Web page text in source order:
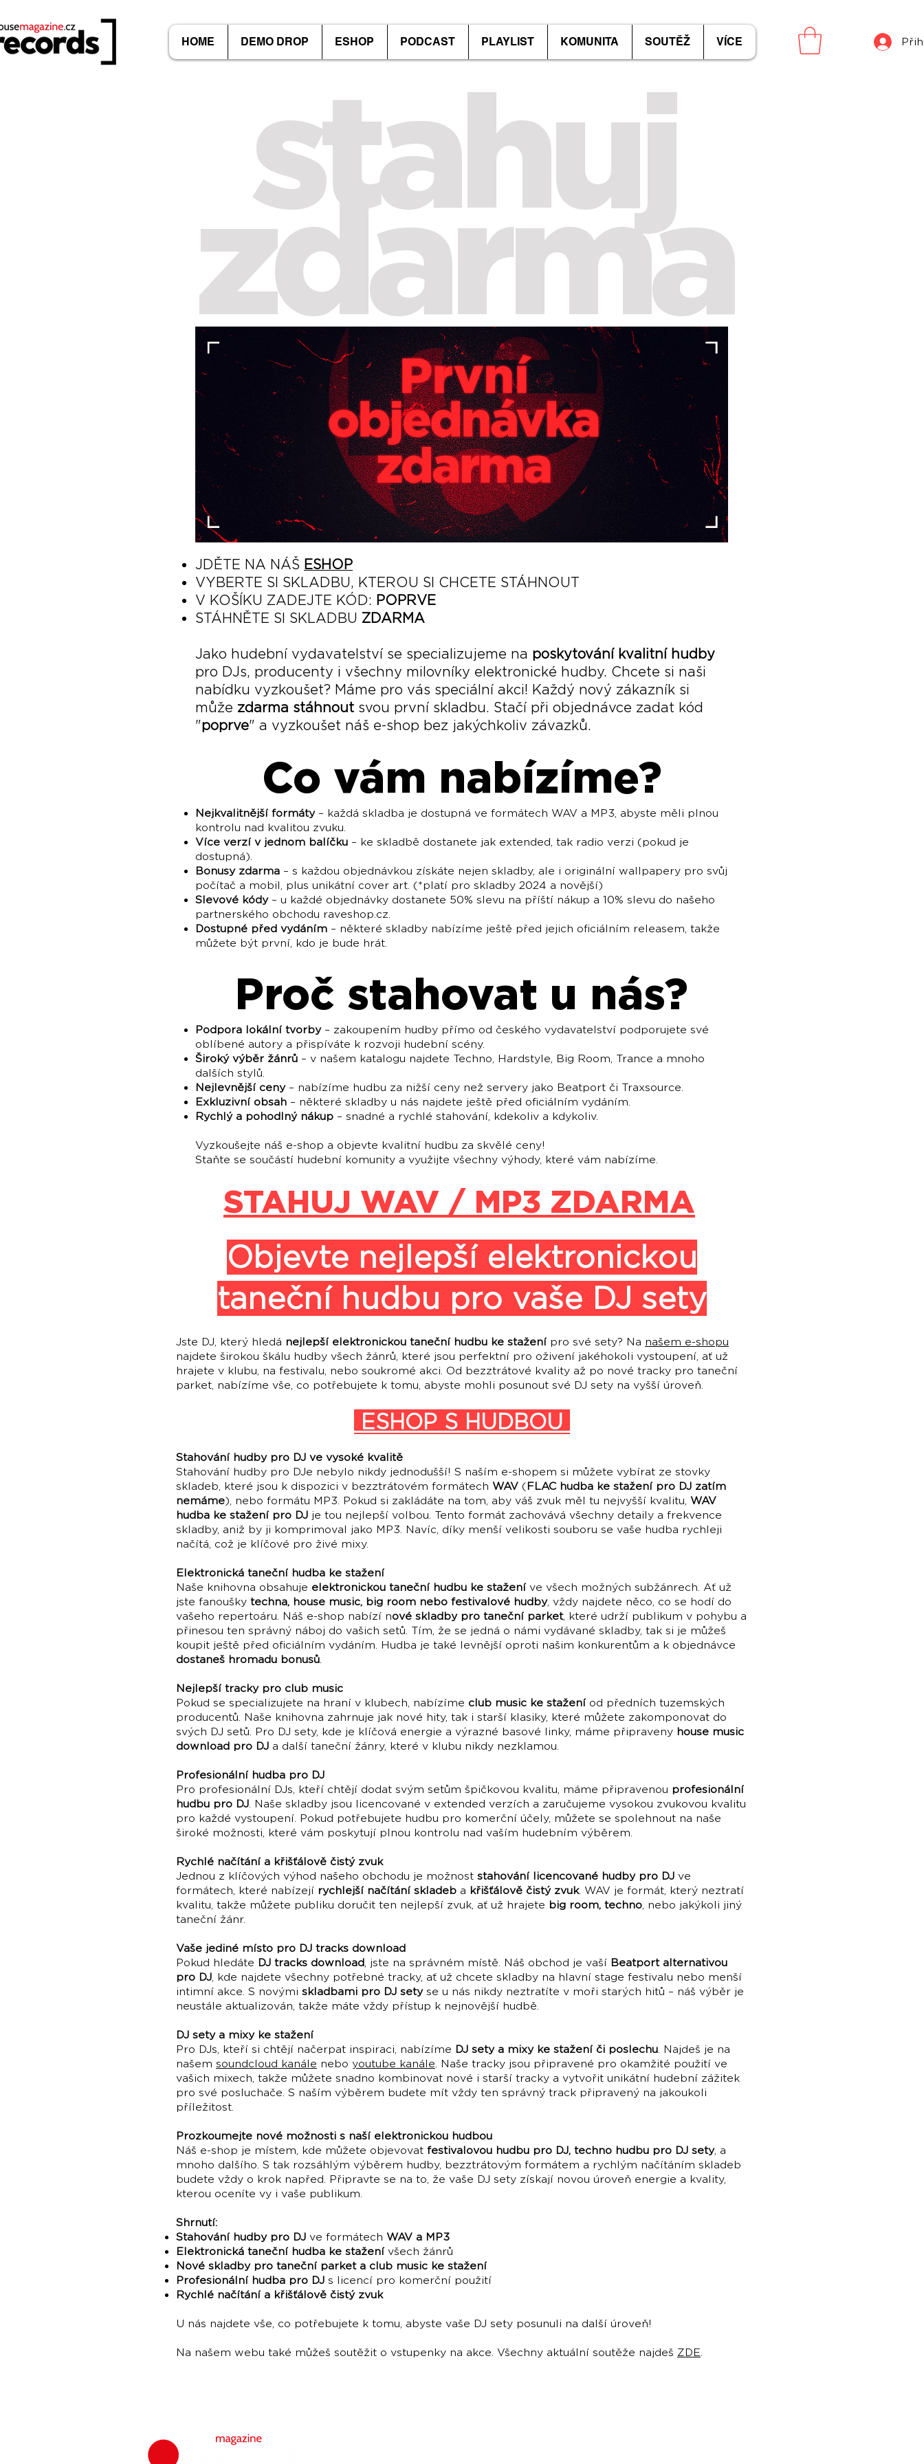
HOME DEMO DROP ESHOP PODCAST PLAYLIST KOMUNITA SOUTĚŽ VÍCE
stahuj
zdarma
JDĚTE NA NÁŠ ESHOP
VYBERTE SI SKLADBU, KTEROU SI CHCETE STÁHNOUT
V KOŠÍKU ZADEJTE KÓD: POPRVE
STÁHNĚTE SI SKLADBU ZDARMA
Jako hudební vydavatelství se specializujeme na poskytování kvalitní hudby
pro DJs, producenty i všechny milovníky elektronické hudby. Chcete si naši
nabídku vyzkoušet? Máme pro vás speciální akci! Každý nový zákazník si
může zdarma stáhnout svou první skladbu. Stačí při objednávce zadat kód
"poprve" a vyzkoušet náš e-shop bez jakýchkoliv závazků.
Co vám nabízíme?
Nejkvalitnější formáty – každá skladba je dostupná ve formátech WAV a MP3, abyste měli plnou
kontrolu nad kvalitou zvuku.
Více verzí v jednom balíčku – ke skladbě dostanete jak extended, tak radio verzi (pokud je
dostupná).
Bonusy zdarma – s každou objednávkou získáte nejen skladby, ale i originální wallpapery pro svůj
počítač a mobil, plus unikátní cover art. (*platí pro skladby 2024 a novější)
Slevové kódy– u každé objednávky dostanete 50% slevu na příští nákup a 10% slevu do našeho
partnerského obchodu raveshop.cz.
Dostupné před vydáním – některé skladby nabízíme ještě před jejich oficiálním releasem, takže
můžete být první, kdo je bude hrát.
Proč stahovat u nás?
Podpora lokální tvorby– zakoupením hudby přímo od českého vydavatelství podporujete své
oblíbené autory a přispíváte k rozvoji hudební scény.
Široký výběr žánrů – v našem katalogu najdete Techno, Hardstyle, Big Room, Trance a mnoho
dalších stylů.
Nejlevnější ceny– nabízíme hudbu za nižší ceny než servery jako Beatport či Traxsource.
Exkluzivní obsah – některé skladby u nás najdete ještě před oficiálním vydáním.
Rychlý a pohodlný nákup – snadné a rychlé stahování, kdekoliv a kdykoliv.
Vyzkoušejte náš e-shop a objevte kvalitní hudbu za skvělé ceny!
Staňte se součástí hudební komunity a využijte všechny výhody, které vám nabízíme.
STAHUJ WAV / MP3 ZDARMA
Objevte nejlepší elektronickou
taneční hudbu pro vaše DJ sety
Jste DJ, který hledá nejlepší elektronickou taneční hudbu ke stažení pro své sety? Na našem e-shopu
najdete širokou škálu hudby všech žánrů, které jsou perfektní pro oživení jakéhokoli vystoupení, ať už
hrajete v klubu, na festivalu, nebo soukromé akci. Od bezztrátové kvality až po nové tracky pro taneční
parket, nabízíme vše, co potřebujete k tomu, abyste mohli posunout své DJ sety na vyšší úroveň.
ESHOP S HUDBOU
Stahování hudby pro DJ ve vysoké kvalitě
Stahování hudby pro DJe nebylo nikdy jednodušší! S naším e-shopem si můžete vybírat ze stovky
skladeb, které jsou k dispozici v bezztrátovém formátech WAV ( FLAC hudba ke stažení pro DJ zatím
nemáme), nebo formátu MP3. Pokud si zakládáte na tom, aby váš zvuk měl tu nejvyšší kvalitu, WAV
hudba ke stažení pro DJ je tou nejlepší volbou. Tento formát zachovává všechny detaily a frekvence
skladby, aniž by ji komprimoval jako MP3. Navíc, díky menší velikosti souboru se vaše hudba rychleji
načítá, což je klíčové pro živé mixy.
Elektronická taneční hudba ke stažení
Naše knihovna obsahuje elektronickou taneční hudbu ke stažení ve všech možných subžánrech. Ať už
jste fanoušky techna, house music, big room nebo festivalové hudby, vždy najdete něco, co se hodí do
vašeho repertoáru. Náš e-shop nabízí nové skladby pro taneční parket, které udrží publikum v pohybu a
přinesou ten správný náboj do vašich setů. Tím, že se jedná o námi vydávané skladby, tak si je můžeš
koupit ještě před oficiálním vydáním. Hudba je také levnější oproti našim konkurentům a k objednávce
dostaneš hromadu bonusů.
Nejlepší tracky pro club music
Pokud se specializujete na hraní v klubech, nabízíme club music ke stažení od předních tuzemských
producentů. Naše knihovna zahrnuje jak nové hity, tak i starší klasiky, které můžete zakomponovat do
svých DJ setů. Pro DJ sety, kde je klíčová energie a výrazné basové linky, máme připraveny house music
download pro DJ a další taneční žánry, které v klubu nikdy nezklamou.
Profesionální hudba pro DJ
Pro profesionální DJs, kteří chtějí dodat svým setům špičkovou kvalitu, máme připravenou profesionální
hudbu pro DJ. Naše skladby jsou licencované v extended verzích a zaručujeme vysokou zvukovou kvalitu
pro každé vystoupení. Pokud potřebujete hudbu pro komerční účely, můžete se spolehnout na naše
široké možnosti, které vám poskytují plnou kontrolu nad vaším hudebním výběrem.
Rychlé načítání a křišťálově čistý zvuk
Jednou z klíčových výhod našeho obchodu je možnost stahování licencované hudby pro DJ ve
formátech, které nabízejí rychlejší načítání skladeb a křišťálově čistý zvuk. WAV je formát, který neztratí
kvalitu, takže můžete publiku doručit ten nejlepší zvuk, ať už hrajete big room, techno, nebo jakýkoli jiný
taneční žánr.
Vaše jediné místo pro DJ tracks download
Pokud hledáte DJ tracks download, jste na správném místě. Náš obchod je vaší Beatport alternativou
pro DJ, kde najdete všechny potřebné tracky, ať už chcete skladby na hlavní stage festivalu nebo menší
intimní akce. S novými skladbami pro DJ setyse u nás nikdy neztratíte v moři starých hitů – náš výběr je
neustále aktualizován, takže máte vždy přístup k nejnovější hudbě.
DJ sety a mixy ke stažení
Pro DJs, kteří si chtějí načerpat inspiraci, nabízíme DJ sety a mixy ke stažení či poslechu. Najdeš je na
našem soundcloud kanále nebo youtube kanále. Naše tracky jsou připravené pro okamžité použití ve
vašich mixech, takže můžete snadno kombinovat nové i starší tracky a vytvořit unikátní hudební zážitek
pro své posluchače. S naším výběrem budete mít vždy ten správný track připravený na jakoukoli
příležitost.
Prozkoumejte nové možnosti s naší elektronickou hudbou
Náš e-shop je místem, kde můžete objevovat festivalovou hudbu pro DJ, techno hudbu pro DJ sety, a
mnoho dalšího. S tak rozsáhlým výběrem hudby, bezztrátovým formátem a rychlým načítáním skladeb
budete vždy o krok napřed. Připravte se na to, že vaše DJ sety získají novou úroveň energie a kvality,
kterou oceníte vy i vaše publikum.
Shrnutí:
Stahování hudby pro DJ ve formátech WAV a MP3
Elektronická taneční hudba ke stažení všech žánrů
Nové skladby pro taneční parket a club music ke stažení
Profesionální hudba pro DJ s licencí pro komerční použití
Rychlé načítání a křišťálově čistý zvuk
U nás najdete vše, co potřebujete k tomu, abyste vaše DJ sety posunuli na další úroveň!
Na našem webu také můžeš soutěžit o vstupenky na akce. Všechny aktuální soutěže najdeš ZDE.